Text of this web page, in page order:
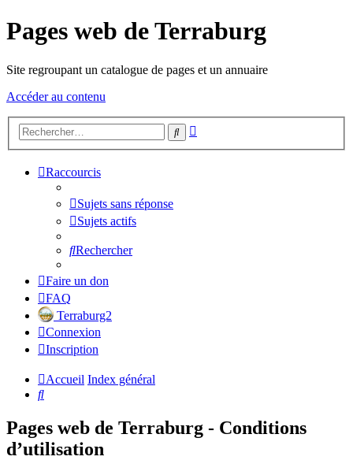
Pages web de Terraburg
Site regroupant un catalogue de pages et un annuaire
Accéder au contenu
Rechercher
Raccourcis
Sujets sans réponse
Sujets actifs
Rechercher
Faire un don
FAQ
Terraburg2
Connexion
Inscription
Accueil Index général
Rechercher
Pages web de Terraburg - Conditions
d’utilisation